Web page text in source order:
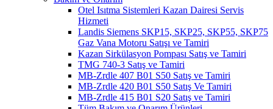
Otel Isıtma Sistemleri Kazan Dairesi Servis
Hizmeti
Landis Siemens SKP15, SKP25, SKP55, SKP75
Gaz Vana Motoru Satışı ve Tamiri
Kazan Sirkülasyon Pompası Satış ve Tamiri
TMG 740-3 Satış ve Tamiri
MB-Zrdle 407 B01 S50 Satış ve Tamiri
MB-Zrdle 420 B01 S50 Satış Ve Tamiri
MB-Zrdle 415 B01 S20 Satış ve Tamiri